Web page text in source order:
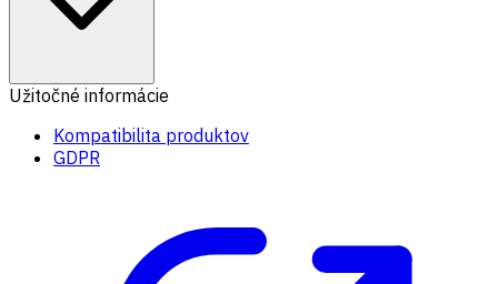
Užitočné informácie
Kompatibilita produktov
GDPR